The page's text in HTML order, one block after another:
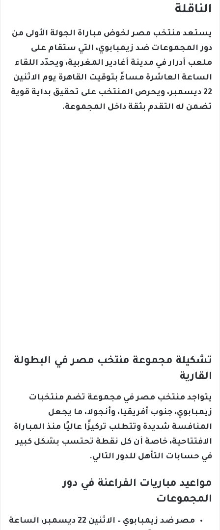
الناقلة
يستعد منتخب مصر لخوض مباراة الجولة الأولى من
دور المجموعات ضد زيمبابوي، التي ستقام على
ملعب أدرار في مدينة أغادير المغربية، ويحدّد اللقاء
الساعة العاشرة مساءً بتوقيت القاهرة يوم الاثنين
22 ديسمبر، ويحرص المنتخب على تحقيق بداية قوية
تضمن له التقدم بثقة داخل المجموعة.
تشكيلة مجموعة منتخب مصر في البطولة
القارية
يتواجد منتخب مصر في مجموعة تضم منتخبات
زيمبابوي، جنوب أفريقيا، وأنجولا، ما يجعل
المنافسة شديدة وتتطلب تركيزًا عاليًا منذ المباراة
الافتتاحية، خاصة أن كل نقطة تحتسب بشكل كبير
في حسابات التأهل للدور التالي.
مواعيد مباريات الفراعنة في دور
المجموعات
مصر ضد زيمبابوي – الاثنين 22 ديسمبر، الساعة